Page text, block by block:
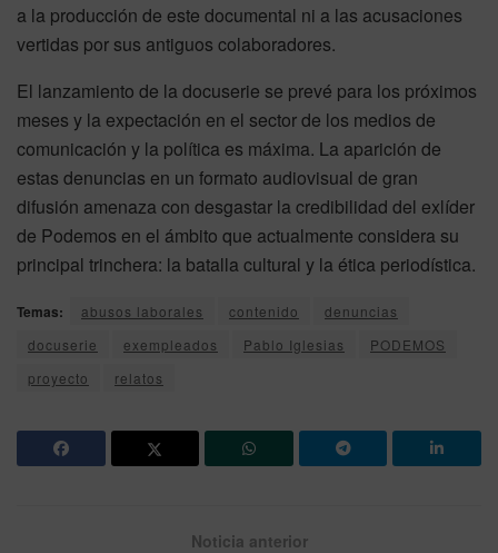
a la producción de este documental ni a las acusaciones
vertidas por sus antiguos colaboradores.
El lanzamiento de la docuserie se prevé para los próximos
meses y la expectación en el sector de los medios de
comunicación y la política es máxima. La aparición de
estas denuncias en un formato audiovisual de gran
difusión amenaza con desgastar la credibilidad del exlíder
de Podemos en el ámbito que actualmente considera su
principal trinchera: la batalla cultural y la ética periodística.
Temas: abusos laborales contenido
denuncias
docuserie
exempleados Pablo Iglesias
PODEMOS
proyecto
relatos
Noticia anterior